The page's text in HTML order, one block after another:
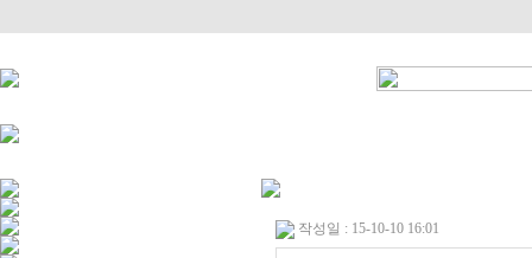
작성일 : 15-10-10 16:01